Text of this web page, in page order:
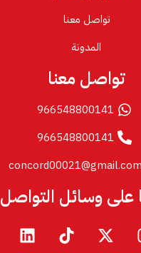
تواصل معنا
المدونة
تواصل معنا
966548800141
966548800141
concord00021@gmail.com
على وسائل التواصل